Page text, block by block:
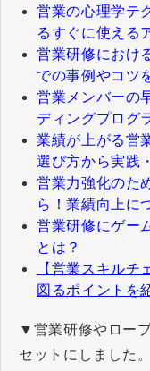
営業の心理学テ
るすぐに使える
営業研修におけ
での事例やコツ
営業メンバーの
ディングプログ
業績が上がる営
選び方から実践
営業力強化のた
ら！業績向上に
営業研修にゲー
とは？
【営業スキル
図るポイントを
▼営業研修やロー
セットにしました